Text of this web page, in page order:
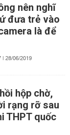
nên nghĩ
đưa trẻ vào
là để
| 28/06/2019
hộp chờ,
rạng rỡ sau
THPT quốc